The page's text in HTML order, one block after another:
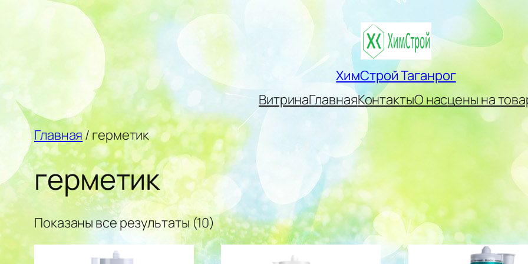
ХимСтрой Таганрог
ВитринаГлавнаяКонтактыО насцены на
Главная/ герметик
герметик
Показаны все результаты (10)